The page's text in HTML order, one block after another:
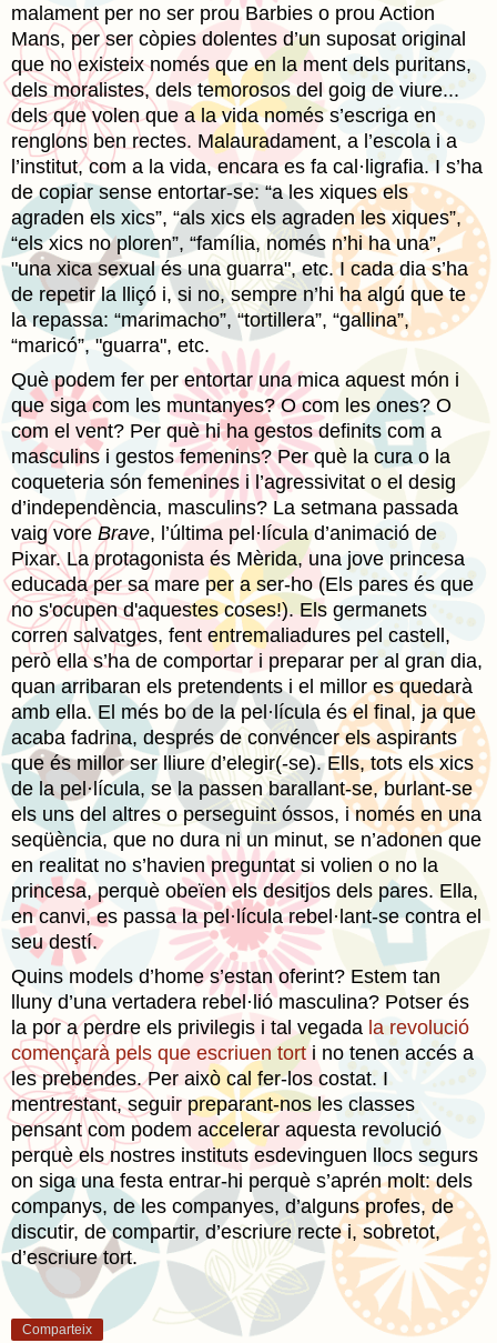
malament per no ser prou Barbies o prou Action
Mans, per ser còpies dolentes d’un suposat original
que no existeix només que en la ment dels puritans,
dels moralistes, dels temorosos del goig de viure...
dels que volen que a la vida només s’escriga en
renglons ben rectes. Malauradament, a l’escola i a
l’institut, com a la vida, encara es fa cal·ligrafia. I s’ha
de copiar sense entortar-se: “a les xiques els
agraden els xics”, “als xics els agraden les xiques”,
“els xics no ploren”, “família, només n’hi ha una”,
"una xica sexual és una guarra", etc. I cada dia s’ha
de repetir la lliçó i, si no, sempre n’hi ha algú que te
la repassa: “marimacho”, “tortillera”, “gallina”,
“maricó”, "guarra", etc.
Què podem fer per entortar una mica aquest món i
que siga com les muntanyes? O com les ones? O
com el vent? Per què hi ha gestos definits com a
masculins i gestos femenins? Per què la cura o la
coqueteria són femenines i l’agressivitat o el desig
d’independència, masculins? La setmana passada
vaig vore Brave, l’última pel·lícula d’animació de
Pixar. La protagonista és Mèrida, una jove princesa
educada per sa mare per a ser-ho (Els pares és que
no s'ocupen d'aquestes coses!). Els germanets
corren salvatges, fent entremaliadures pel castell,
però ella s’ha de comportar i preparar per al gran dia,
quan arribaran els pretendents i el millor es quedarà
amb ella. El més bo de la pel·lícula és el final, ja que
acaba fadrina, després de convéncer els aspirants
que és millor ser lliure d’elegir(-se). Ells, tots els xics
de la pel·lícula, se la passen barallant-se, burlant-se
els uns del altres o perseguint óssos, i només en una
seqüència, que no dura ni un minut, se n’adonen que
en realitat no s’havien preguntat si volien o no la
princesa, perquè obeïen els desitjos dels pares. Ella,
en canvi, es passa la pel·lícula rebel·lant-se contra el
seu destí.
Quins models d’home s’estan oferint? Estem tan
lluny d’una vertadera rebel·lió masculina? Potser és
la por a perdre els privilegis i tal vegada la revolució
començarà pels que escriuen torti no tenen accés a
les prebendes. Per això cal fer-los costat. I
mentrestant, seguir preparant-nos les classes
pensant com podem accelerar aquesta revolució
perquè els nostres instituts esdevinguen llocs segurs
on siga una festa entrar-hi perquè s’aprén molt: dels
companys, de les companyes, d’alguns profes, de
discutir, de compartir, d’escriure recte i, sobretot,
d’escriure tort.
Comparteix